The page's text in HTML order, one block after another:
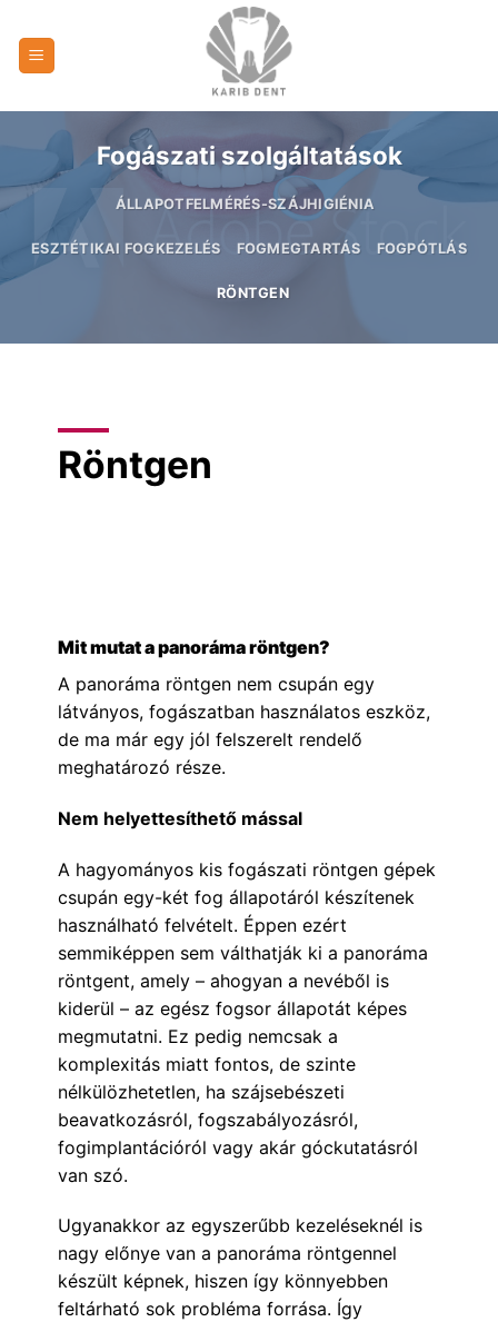
content
Fogászati szolgáltatások
ÁLLAPOTFELMÉRÉS-SZÁJHIGIÉNIA
ESZTÉTIKAI FOGKEZELÉS FOGMEGTARTÁS FOGPÓTLÁS
RÖNTGEN
Röntgen
Mit mutat a panoráma röntgen?
A panoráma röntgen nem csupán egy
látványos, fogászatban használatos eszköz,
de ma már egy jól felszerelt rendelő
meghatározó része.
Nem helyettesíthető mással
A hagyományos kis fogászati röntgen gépek
csupán egy-két fog állapotáról készítenek
használható felvételt. Éppen ezért
semmiképpen sem válthatják ki a panoráma
röntgent, amely – ahogyan a nevéből is
kiderül – az egész fogsor állapotát képes
megmutatni. Ez pedig nemcsak a
komplexitás miatt fontos, de szinte
nélkülözhetetlen, ha szájsebészeti
beavatkozásról, fogszabályozásról,
fogimplantációról vagy akár góckutatásról
van szó.
Ugyanakkor az egyszerűbb kezeléseknél is
nagy előnye van a panoráma röntgennel
készült képnek, hiszen így könnyebben
feltárható sok probléma forrása. Így